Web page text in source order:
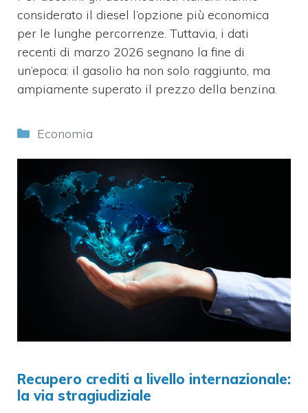
considerato il diesel l’opzione più economica
per le lunghe percorrenze. Tuttavia, i dati
recenti di marzo 2026 segnano la fine di
un’epoca: il gasolio ha non solo raggiunto, ma
ampiamente superato il prezzo della benzina.
Categorie
Economia
Recupero crediti a livello internazionale:
la via stragiudiziale